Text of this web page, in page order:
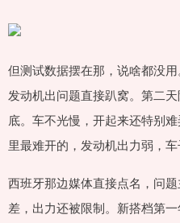
但测试数据摆在那，说啥都没
发动机出问题直接趴窝。第二
底。车不光慢，开起来还特别
里最难开的，发动机出力弱，车
西班牙那边媒体直接点名，问
差，出力还被限制。新搭档第